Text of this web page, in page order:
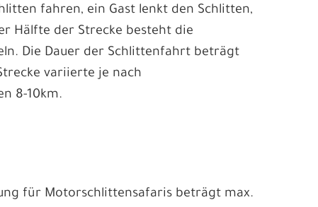
fahren, ein Gast lenkt den Schlitten,
Hälfte der Strecke besteht die
Die Dauer der Schlittenfahrt beträgt
variierte je nach
8-10km.
für Motorschlittensafaris beträgt max.